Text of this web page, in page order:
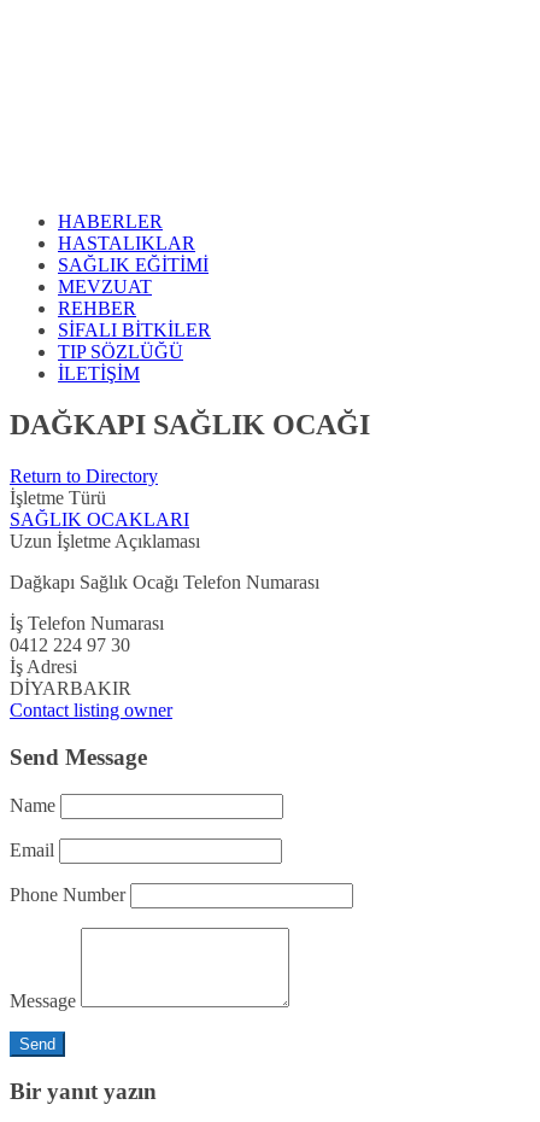
HABERLER
HASTALIKLAR
SAĞLIK EĞİTİMİ
MEVZUAT
REHBER
SİFALI BİTKİLER
TIP SÖZLÜĞÜ
İLETİŞİM
DAĞKAPI SAĞLIK OCAĞI
Return to Directory
İşletme Türü
SAĞLIK OCAKLARI
Uzun İşletme Açıklaması
Dağkapı Sağlık Ocağı Telefon Numarası
İş Telefon Numarası
0412 224 97 30
İş Adresi
DİYARBAKIR
Contact listing owner
Send Message
Name
Email
Phone Number
Message
Bir yanıt yazın